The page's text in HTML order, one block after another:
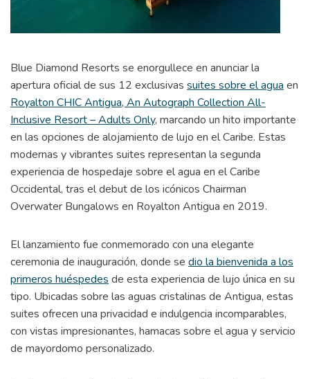
Blue Diamond Resorts se enorgullece en anunciar la
apertura oficial de sus 12 exclusivas suites sobre el agua en
Royalton CHIC Antigua, An Autograph Collection All-
Inclusive Resort – Adults Only, marcando un hito importante
en las opciones de alojamiento de lujo en el Caribe. Estas
modernas y vibrantes suites representan la segunda
experiencia de hospedaje sobre el agua en el Caribe
Occidental, tras el debut de los icónicos Chairman
Overwater Bungalows en Royalton Antigua en 2019.
El lanzamiento fue conmemorado con una elegante
ceremonia de inauguración, donde se dio la bienvenida a los
primeros huéspedes de esta experiencia de lujo única en su
tipo. Ubicadas sobre las aguas cristalinas de Antigua, estas
suites ofrecen una privacidad e indulgencia incomparables,
con vistas impresionantes, hamacas sobre el agua y servicio
de mayordomo personalizado.